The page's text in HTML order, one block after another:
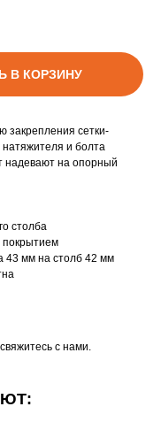
В КОРЗИНУ
закрепления сетки-
и болта
надевают на опорный
столба
покрытием
43 мм на столб 42 мм
с нами.